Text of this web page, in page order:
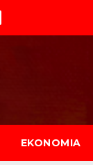
EKONOMIA